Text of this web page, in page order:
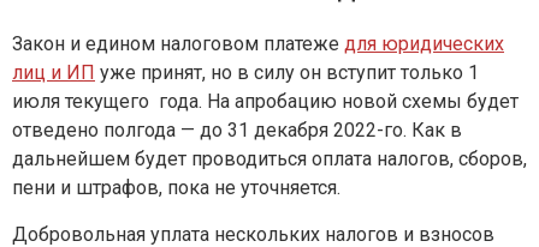
Закон и едином налоговом платеже для юридических
лиц и ИП уже принят, но в силу он вступит только 1
июля текущего года. На апробацию новой схемы будет
отведено полгода — до 31 декабря 2022-го. Как в
дальнейшем будет проводиться оплата налогов, сборов,
пени и штрафов, пока не уточняется.
Добровольная уплата нескольких налогов и взносов